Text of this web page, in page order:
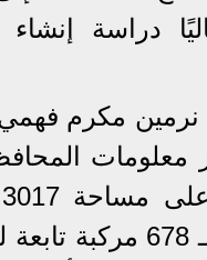
دراسة
مكرم فهمي،
معلومات
وتقدم المحطة